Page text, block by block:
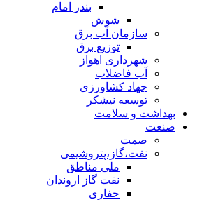
بندر امام
شوش
سازمان آب برق
توزیع برق
شهرداری اهواز
آب فاضلاب
جهاد کشاورزی
توسعه نیشکر
بهداشت و سلامت
صنعت
صمت
نفت،گاز،پتروشیمی
ملی مناطق
نفت گاز اروندان
حفاری